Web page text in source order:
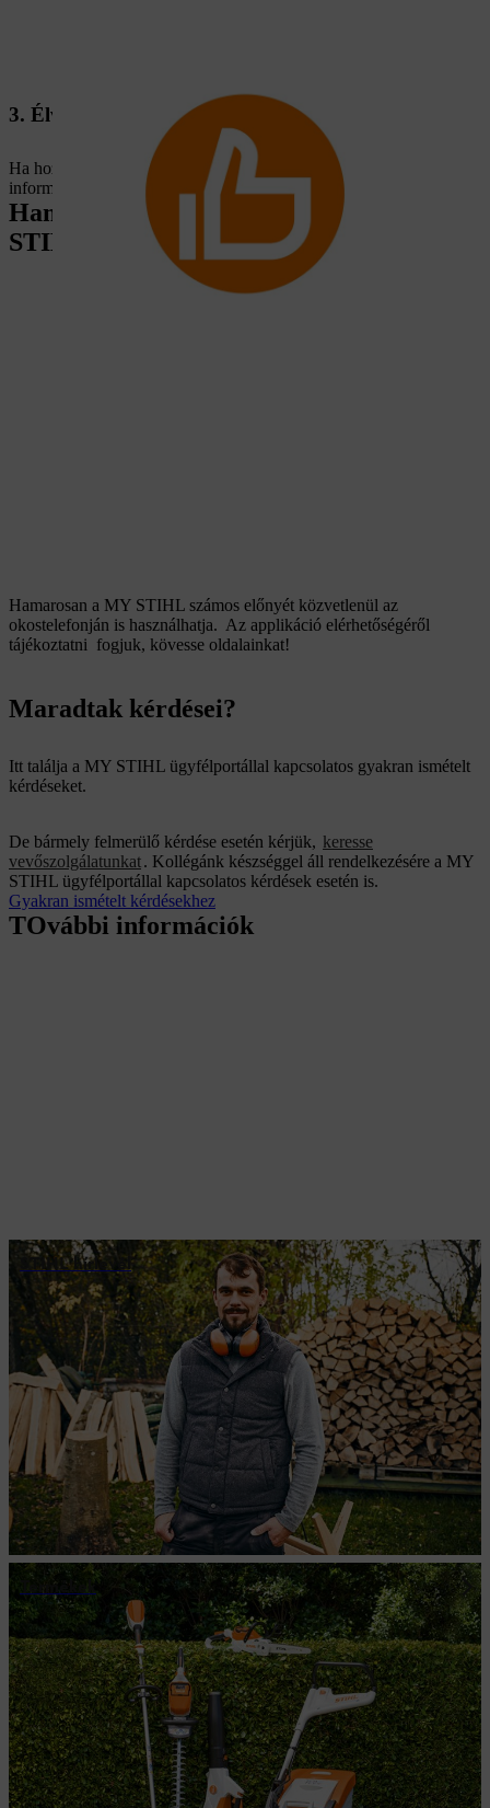
3. Élvezze az előnyöket
Ha hozzáadta STIHL gépét a MY STIHL portálhoz, minden
információt kéznél tarthat a róla a fiókjában.
Hamarosan elérhető – MY STIHL a
STIHL alkalmazásban
Hamarosan a MY STIHL számos előnyét közvetlenül az
okostelefonján is használhatja. Az applikáció elérhetőségéről
tájékoztatni fogjuk, kövesse oldalainkat!
Maradtak kérdései?
Itt találja a MY STIHL ügyfélportállal kapcsolatos gyakran ismételt
kérdéseket.
De bármely felmerülő kérdése esetén kérjük, keresse
vevőszolgálatunkat. Kollégánk készséggel áll rendelkezésére a MY
STIHL ügyfélportállal kapcsolatos kérdések esetén is.
Gyakran ismételt kérdésekhez
TOvábbi információk
STIHL hírlevél
Termékek